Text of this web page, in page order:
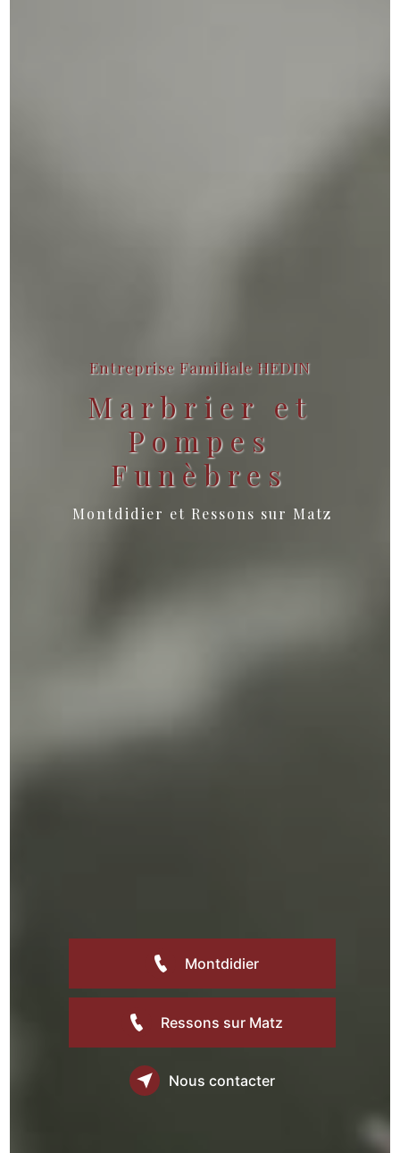
Entreprise Familiale HEDIN
Marbrier et
Pompes
Funèbres
Montdidier et Ressons sur Matz
Montdidier
Ressons sur Matz
Nous contacter